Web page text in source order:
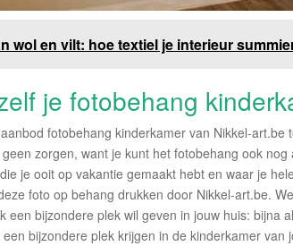
wol en vilt: hoe textiel je interieur
je fotobehang
fotobehang kinderkamer van Nikkel-
zorgen, want je kunt het fotobehang ook
je ooit op vakantie gemaakt hebt en waar je
foto op behang drukken door Nikkel-art.be.
een bijzondere plek wil geven in jouw huis: bijna
bijzondere plek krijgen in de kinderkamer van